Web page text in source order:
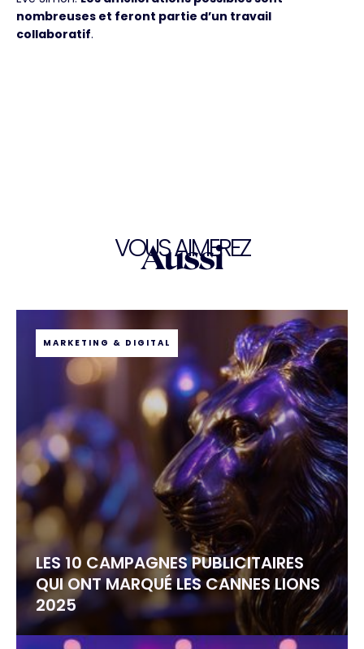
nombreuses et feront partie d’un travail
collaboratif.
VOUS AIMEREZ
Aussi
MARKETING & DIGITAL
LES 10 CAMPAGNES PUBLICITAIRES
QUI ONT MARQUÉ LES CANNES LIONS
2025